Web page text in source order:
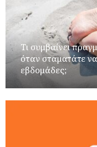
Τι συμβαίνει
όταν σταματάτε
εβδομάδες;